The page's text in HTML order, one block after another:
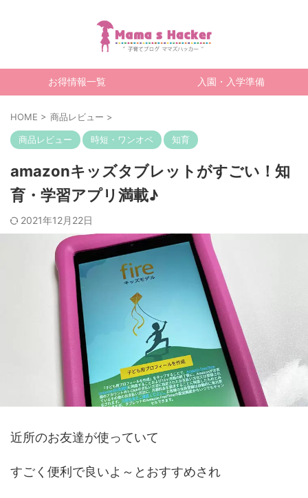
お得情報一覧 入園・入学準備
HOME > 商品レビュー >
商品レビュー 時短・ワンオペ 知育
amazonキッズタブレットがすごい！知
育・学習アプリ満載♪
2021年12月22日
近所のお友達が使っていて
すごく便利で良いよ～とおすすめされ